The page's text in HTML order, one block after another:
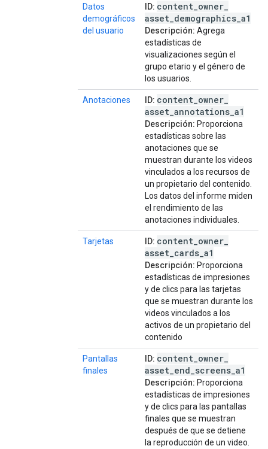
Datos
demográficos
del usuario
ID: content owner
asset demographics a1
Descripción: Agrega
estadísticas de
visualizaciones según el
grupo etario y el género de
los usuarios.
Anotaciones ID: content owner
asset annotations a1
Descripción: Proporciona
estadísticas sobre las
anotaciones que se
muestran durante los videos
vinculados a los recursos de
un propietario del contenido.
Los datos del informe miden
el rendimiento de las
anotaciones individuales.
Tarjetas ID: content owner
asset cards a1
Descripción: Proporciona
estadísticas de impresiones
y de clics para las tarjetas
que se muestran durante los
videos vinculados a los
activos de un propietario del
contenido
Pantallas
finales
ID: content owner
asset end screens a1
Descripción: Proporciona
estadísticas de impresiones
y de clics para las pantallas
finales que se muestran
después de que se detiene
la reproducción de un video.